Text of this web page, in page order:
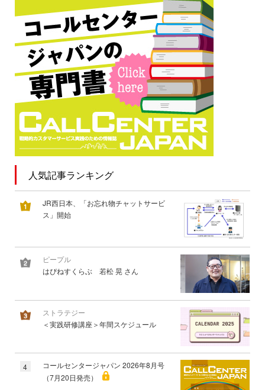
人気記事ランキング
JR西日本、「お忘れ物チャットサービ
ス」開始
ピープル
はぴねすくらぶ 若松 晃 さん
ストラテジー
＜実践研修講座＞年間スケジュール
4
コールセンタージャパン 2026年8月号
（7月20日発売）